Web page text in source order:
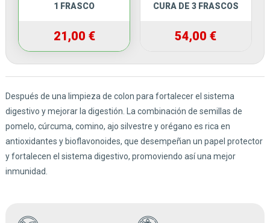
1 FRASCO
21,00 €
CURA DE 3 FRASCOS
54,00 €
Después de una limpieza de colon para fortalecer el sistema
digestivo y mejorar la digestión. La combinación de semillas de
pomelo, cúrcuma, comino, ajo silvestre y orégano es rica en
antioxidantes y bioflavonoides, que desempeñan un papel protector
y fortalecen el sistema digestivo, promoviendo así una mejor
inmunidad.